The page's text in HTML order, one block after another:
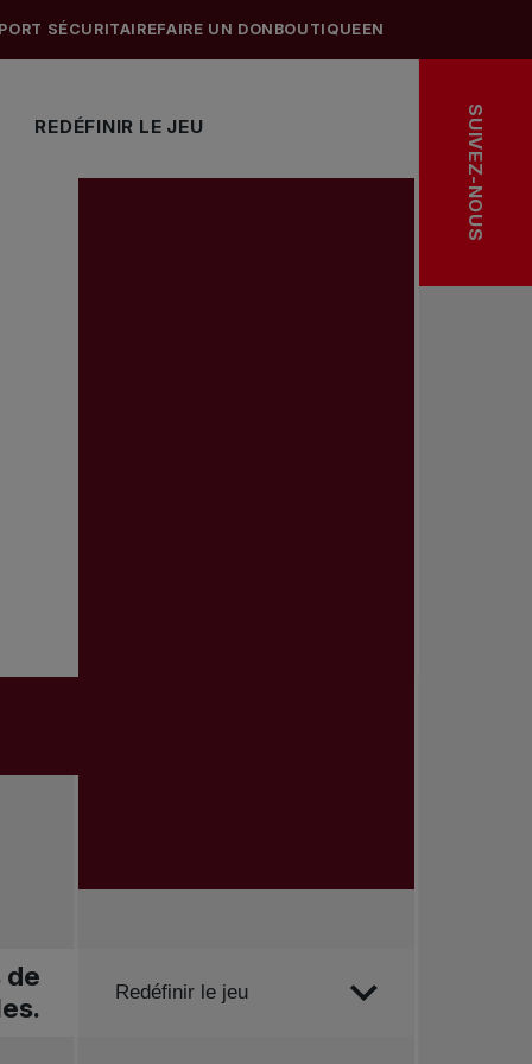
REDÉFINIR LE JEU
SÉCURITAIREFAIRE UN DON BOUTIQUEEN
SUIVEZ-NOUS
Trier par
Redéfinir le jeu